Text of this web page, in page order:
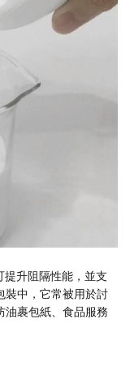
提升阻隔性能，並支
裝中，它常被用於討
油裹包紙、食品服務